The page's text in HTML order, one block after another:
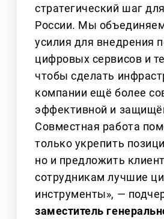
стратегический шаг
России. Мы
усилия для внедрения
цифровых сервисов и
чтобы сделать
компании ещё более
эффективной и
Совместная работа
только укрепить
но и предложить
сотрудникам лучшие
инструменты», —
заместитель